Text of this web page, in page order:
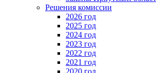
Решения комиссии
2026 год
2025 год
2024 год
2023 год
2022 год
2021 год
2020 год